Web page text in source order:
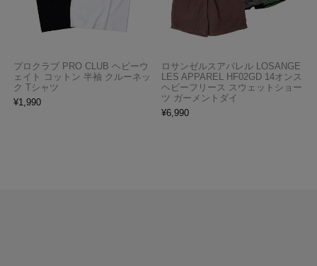
プロクラブ PRO CLUB ヘビーウ
ェイト コットン 半袖 クルーネッ
ク Tシャツ
¥1,990
ロサンゼルスアパレル LOSANGE
LES APPAREL HF02GD 14オンス
ヘビーフリース スウェットショー
ツ ガーメントダイ
¥6,990